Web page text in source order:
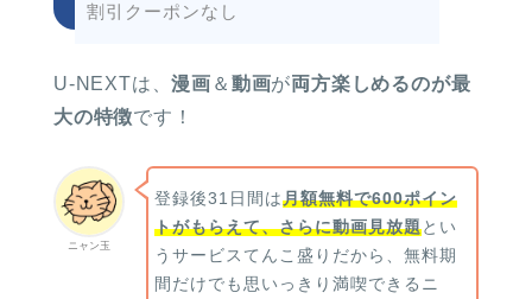
割引クーポンなし
U-NEXTは、漫画 ＆ 動画が両方楽しめるのが最
大の特徴です！
ニャン玉
登録後31日間は月額無料で600ポイン
トがもらえて、さらに動画見放題とい
うサービスてんこ盛りだから、無料期
間だけでも思いっきり満喫できるニ